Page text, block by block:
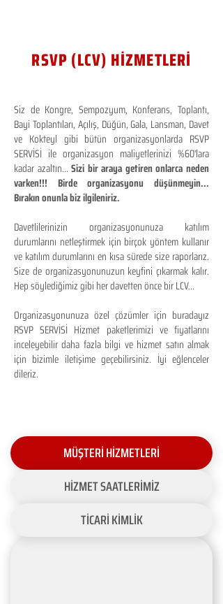
RSVP (LCV) HİZMETLERİ
Siz de Kongre, Sempozyum, Konferans, Toplantı,
Bayi Toplantıları, Açılış, Düğün, Gala, Lansman, Davet
ve Kokteyl gibi bütün organizasyonlarda RSVP
SERVİSİ ile organizasyon maliyetlerinizi %60'lara
kadar azaltın...Sizi bir araya getiren onlarca neden
varken!!! Birde organizasyonu düşünmeyin...
Bırakın onunla biz ilgileniriz.
Davetlilerinizin organizasyonunuza katılım
durumlarını netleştirmek için birçok yöntem kullanır
ve katılım durumlarını en kısa sürede size raporlarız.
Size de organizasyonunuzun keyfini çıkarmak kalır.
Hep söylediğimiz gibi her davetten önce bir LCV...
Organizasyonunuza özel çözümler için buradayız
RSVP SERVİSİ Hizmet paketlerimizi ve fiyatlarını
inceleyebilir daha fazla bilgi ve hizmet satın almak
için bizimle iletişime geçebilirsiniz. İyi eğlenceler
dileriz.
MÜŞTERİ HİZMETLERİ
HİZMET SAATLERİMİZ
TİCARİ KİMLİK